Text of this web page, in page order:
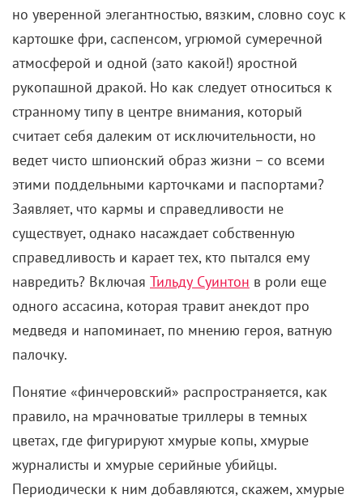
но уверенной элегантностью, вязким, словно соус к
картошке фри, саспенсом, угрюмой сумеречной
атмосферой и одной (зато какой!) яростной
рукопашной дракой. Но как следует относиться к
странному типу в центре внимания, который
считает себя далеким от исключительности, но
ведет чисто шпионский образ жизни – со всеми
этими поддельными карточками и паспортами?
Заявляет, что кармы и справедливости не
существует, однако насаждает собственную
справедливость и карает тех, кто пытался ему
навредить? Включая Тильду Суинтон в роли еще
одного ассасина, которая травит анекдот про
медведя и напоминает, по мнению героя, ватную
палочку.
Понятие «финчеровский» распространяется, как
правило, на мрачноватые триллеры в темных
цветах, где фигурируют хмурые копы, хмурые
журналисты и хмурые серийные убийцы.
Периодически к ним добавляются, скажем, хмурые